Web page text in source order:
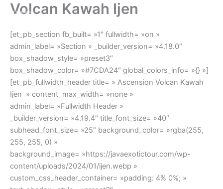
Aller
contenu
Volcan Kawah Ijen
[et_pb_section fb_built= »1″ fullwidth= »on »
admin_label= »Section » _builder_version= »4.18.0″
box_shadow_style= »preset3″
box_shadow_color= »#7CDA24″ global_colors_info= »{} »]
[et_pb_fullwidth_header title= » Ascension Volcan Kawah
Ijen » content_max_width= »none »
admin_label= »Fullwidth Header »
_builder_version= »4.19.4″ title_font_size= »40″
subhead_font_size= »25″ background_color= »rgba(255,
255, 255, 0) »
background_image= »https://javaexotictour.com/wp-
content/uploads/2024/01/ijen.webp »
custom_css_header_container= »padding: 4% 0%; »